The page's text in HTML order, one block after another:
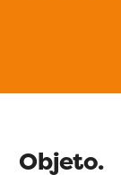
Objeto.